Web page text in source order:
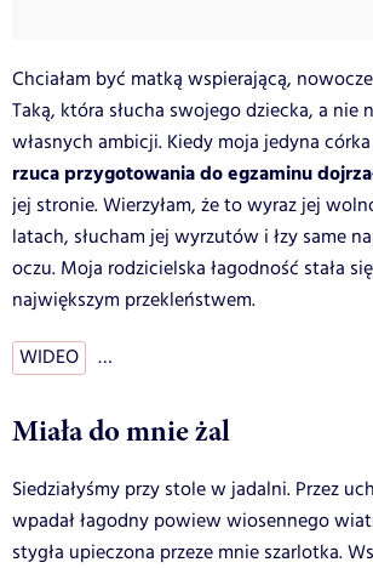
Chciałam być matką wspierającą,
Taką, która słucha swojego dziecka, a nie
własnych ambicji. Kiedy moja jedyna
rzuca przygotowania do egzaminu
jej stronie. Wierzyłam, że to wyraz jej
latach, słucham jej wyrzutów i łzy same
oczu. Moja rodzicielska łagodność stała
największym przekleństwem.
WIDEO …
Miała do mnie żal
Siedziałyśmy przy stole w jadalni. Przez
wpadał łagodny powiew wiosennego
stygła upieczona przeze mnie szarlotka.